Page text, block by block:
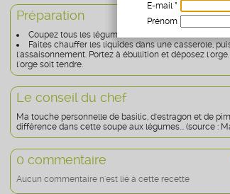
Préparation
Coupez tous les légumes.
Faites chauffer les liquides dans une casserole,
l'assaisonnement. Portez à ébullition et déposez
l'orge soit tendre.
Le conseil du chef
Ma touche personnelle de basilic, d'estragon et de
différence dans cette soupe aux légumes... (source :
0 commentaire
Aucun commentaire n'est lié à cette recette
E-mail *
Prénom
Age